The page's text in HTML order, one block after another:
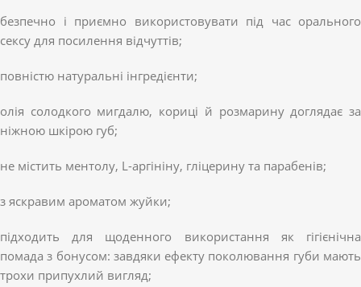
безпечно і приємно використовувати під час орального
сексу для посилення відчуттів;
повністю натуральні інгредієнти;
олія солодкого мигдалю, кориці й розмарину доглядає за
ніжною шкірою губ;
не містить ментолу, L-аргініну, гліцерину та парабенів;
з яскравим ароматом жуйки;
підходить для щоденного використання як гігієнічна
помада з бонусом: завдяки ефекту поколювання губи мають
трохи припухлий вигляд;